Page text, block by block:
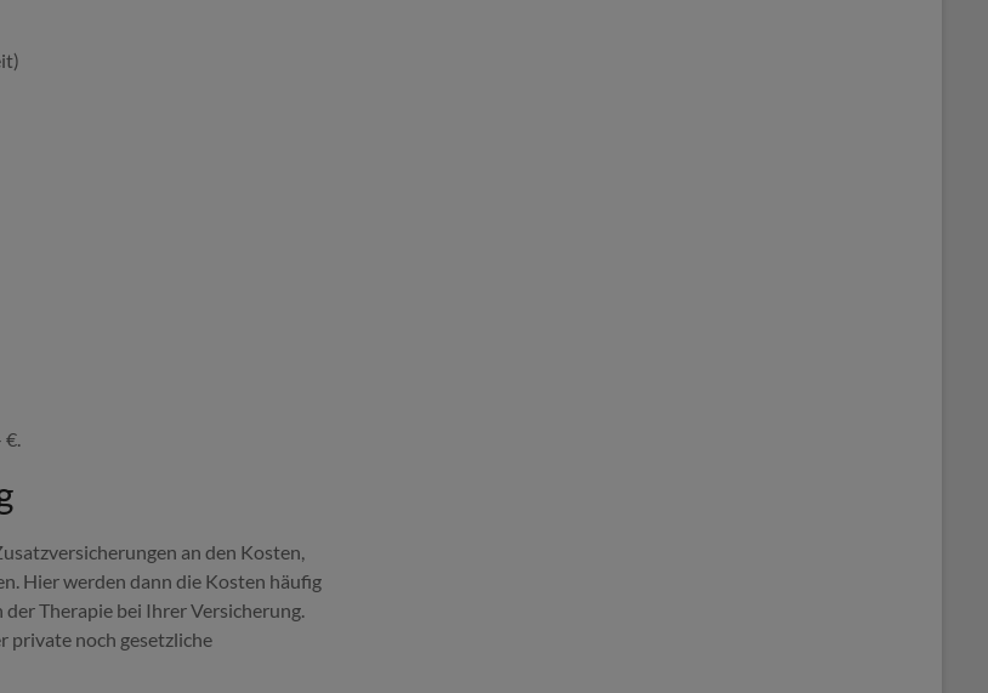
€.
an den Kosten,
Hier werden dann die Kosten häufig
Therapie bei Ihrer Versicherung.
private noch gesetzliche